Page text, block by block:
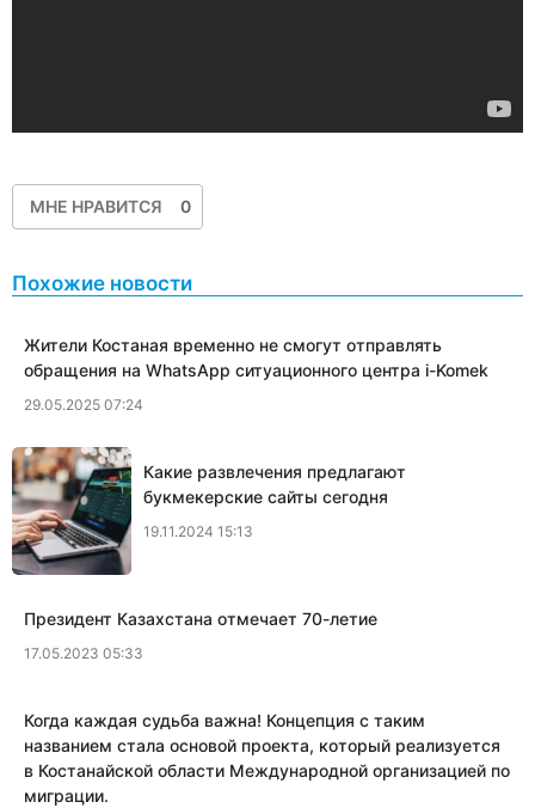
МНЕ НРАВИТСЯ 0
Похожие новости
Жители Костаная временно не смогут отправлять
обращения на WhatsApp ситуационного центра i-Komek
29.05.2025 07:24
Какие развлечения предлагают
букмекерские сайты сегодня
19.11.2024 15:13
Президент Казахстана отмечает 70-летие
17.05.2023 05:33
Когда каждая судьба важна! Концепция с таким
названием стала основой проекта, который реализуется
в Костанайской области Международной организацией по
миграции.